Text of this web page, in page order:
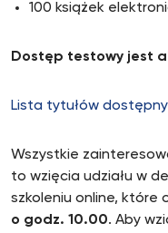
100 książek
Dostęp testowy jest
Lista tytułów
Wszystkie
to wzięcia udziału w
szkoleniu online, które
o godz. 10.00. Aby